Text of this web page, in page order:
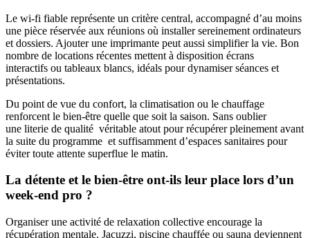
Le wi-fi fiable représente un critère central, accompagné d’au moins
une pièce réservée aux réunions où installer sereinement ordinateurs
et dossiers. Ajouter une imprimante peut aussi simplifier la vie. Bon
nombre de locations récentes mettent à disposition écrans
interactifs ou tableaux blancs, idéals pour dynamiser séances et
présentations.
Du point de vue du confort, la climatisation ou le chauffage
renforcent le bien-être quelle que soit la saison. Sans oublier
une literie de qualité véritable atout pour récupérer pleinement avant
la suite du programme et suffisamment d’espaces sanitaires pour
éviter toute attente superflue le matin.
La détente et le bien-être ont-ils leur place lors d’un
week-end pro ?
Organiser une activité de relaxation collective encourage la
récupération mentale. Jacuzzi, piscine chauffée ou sauna deviennent